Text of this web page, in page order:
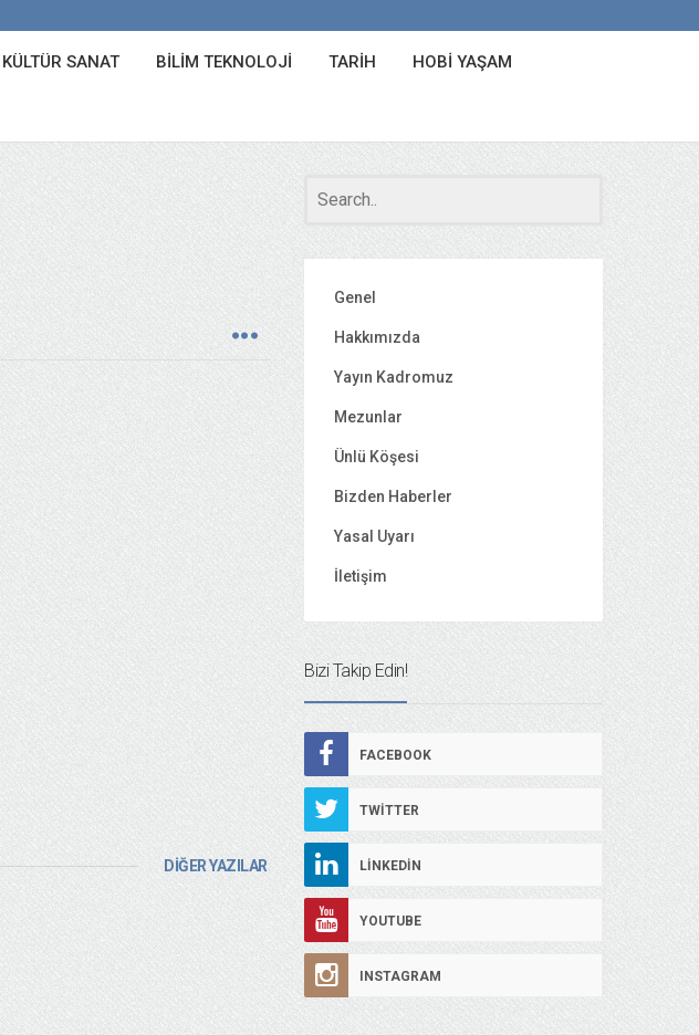
KÜLTÜR SANAT BILIM TEKNOLOJI TARIH HOBI YAŞAM
DİĞER YAZILAR
Genel
Hakkımızda
Yayın Kadromuz
Mezunlar
Ünlü Köşesi
Bizden Haberler
Yasal Uyarı
İletişim
Bizi Takip Edin!
FACEBOOK
TWITTER
LINKEDIN
YOUTUBE
INSTAGRAM